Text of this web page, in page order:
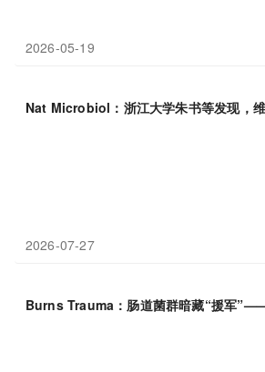
2026-05-19
Nat Microbiol：浙江大学朱书等发现，
2026-07-27
Burns Trauma：肠道菌群暗藏“援军